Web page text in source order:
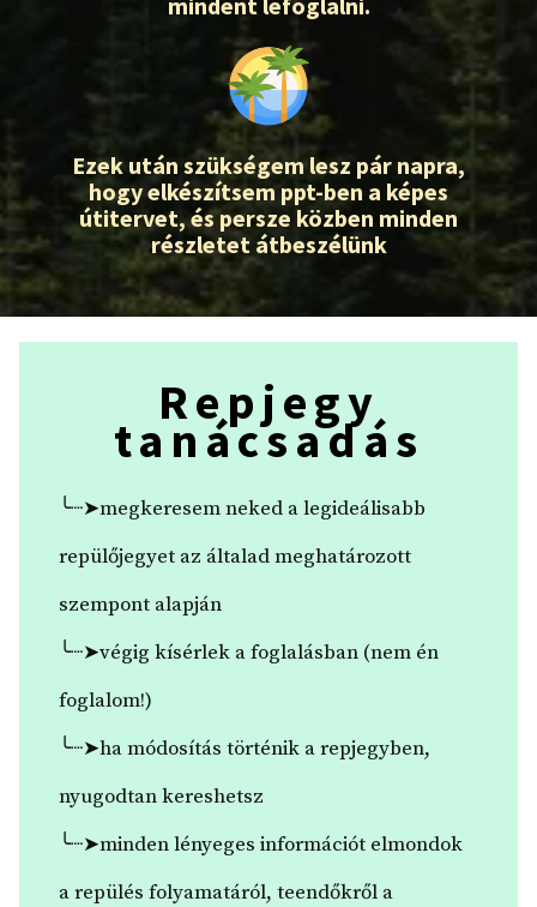
Ezek után szükségem lesz pár napra,
hogy elkészítsem ppt-ben a képes
útitervet, és persze közben minden
részletet átbeszélünk
Repjegy
tanácsadás
╰┈➤megkeresem neked a legideálisabb
repülőjegyet az általad meghatározott
szempont alapján
╰┈➤végig kísérlek a foglalásban (nem én
foglalom!)
╰┈➤ha módosítás történik a repjegyben,
nyugodtan kereshetsz
╰┈➤minden lényeges információt elmondok
a repülés folyamatáról, teendőkről a